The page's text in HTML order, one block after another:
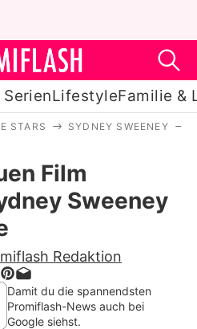
LifestyleFamilie &
Stars
& Serien
& Liebe
Exklusiv
STARS SYDNEY SWEENEY
Film
Sweeney
Redaktion
Damit du die spannendsten
Promiflash-News auch bei
Google siehst.